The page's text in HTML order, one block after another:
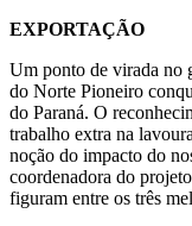
EXPORTAÇÃO
Um ponto de virada no
do Norte Pioneiro
do Paraná. O
trabalho extra na
noção do impacto do
coordenadora do
figuram entre os três